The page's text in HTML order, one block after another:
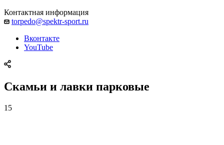
Контактная информация
torpedo@spektr-sport.ru
Вконтакте
YouTube
Скамьи и лавки парковые
15